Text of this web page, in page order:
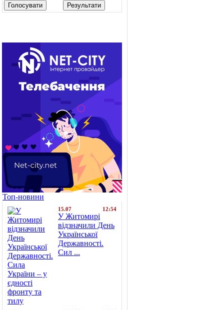
Топ-новини
15.07 12:54
У Житомирі
відзначили День
Української
Державності.
Сил ...